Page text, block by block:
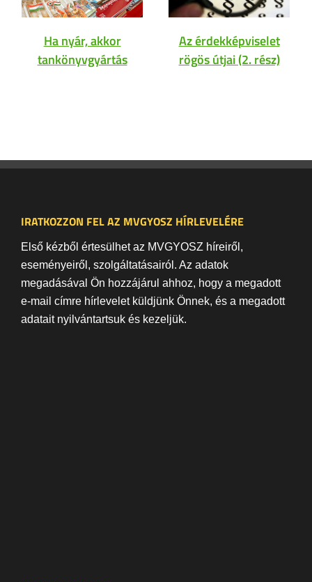
Ha nyár, akkor
tankönyvgyártás
Az érdekképviselet
rögös útjai (2. rész)
IRATKOZZON FEL AZ MVGYOSZ HÍRLEVELÉRE
Első kézből értesülhet az MVGYOSZ híreiről,
eseményeiről, szolgáltatásairól. Az adatok
megadásával Ön hozzájárul ahhoz, hogy a megadott
e-mail címre hírlevelet küldjünk Önnek, és a megadott
adatait nyilvántartsuk és kezeljük.